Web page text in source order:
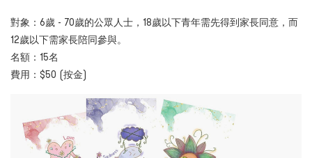
對象：6歲 - 70歲的公眾人士，18歲以下青年需先得到家長同意，而
12歲以下需家長陪同參與。
名額：15名
費用：$50 (按金)